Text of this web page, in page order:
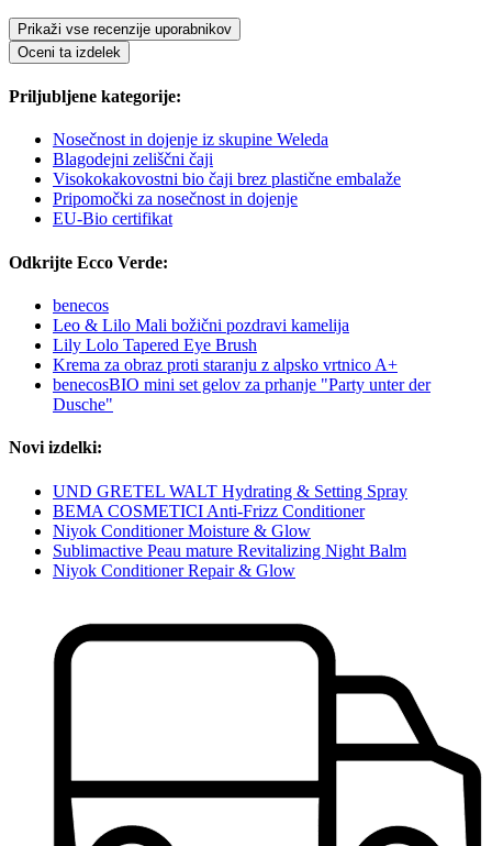
Prikaži vse recenzije uporabnikov
Oceni ta izdelek
Priljubljene kategorije:
Nosečnost in dojenje iz skupine Weleda
Blagodejni zeliščni čaji
Visokokakovostni bio čaji brez plastične embalaže
Pripomočki za nosečnost in dojenje
EU-Bio certifikat
Odkrijte Ecco Verde:
benecos
Leo & Lilo Mali božični pozdravi kamelija
Lily Lolo Tapered Eye Brush
Krema za obraz proti staranju z alpsko vrtnico A+
benecosBIO mini set gelov za prhanje "Party unter der
Dusche"
Novi izdelki:
UND GRETEL WALT Hydrating & Setting Spray
BEMA COSMETICI Anti-Frizz Conditioner
Niyok Conditioner Moisture & Glow
Sublimactive Peau mature Revitalizing Night Balm
Niyok Conditioner Repair & Glow